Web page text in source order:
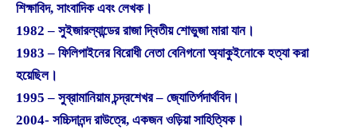
শিক্ষাবিদ, সাংবাদিক এবং লেখক।
1982 – সুইজারল্যান্ডের রাজা দ্বিতীয় শোভুজা মারা যান।
1983 – ফিলিপাইনের বিরোধী নেতা বেনিগনো অ্যাকুইনোকে হত্যা করা
হয়েছিল।
1995 – সুব্রামানিয়াম চন্দ্রশেখর – জ্যোতির্পদার্থবিদ।
2004- সচ্চিদানন্দ রাউত্রে, একজন ওড়িয়া সাহিত্যিক।